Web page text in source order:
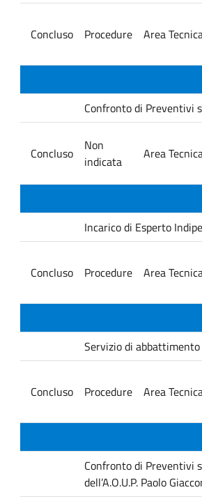
Concluso Procedure Area
Confronto di Preventivi
Concluso
Non
indicata
Area
Incarico di Esperto
Concluso Procedure Area
Servizio di
Concluso Procedure Area
Confronto di Preventivi
dell’A.O.U.P. Paolo